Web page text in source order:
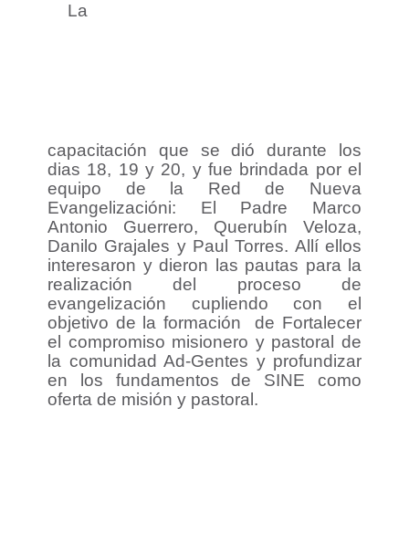
La
capacitación que se dió durante los
dias 18, 19 y 20, y fue brindada por el
equipo de la Red de Nueva
Evangelizacióni: El Padre Marco
Antonio Guerrero, Querubín Veloza,
Danilo Grajales y Paul Torres. Allí ellos
interesaron y dieron las pautas para la
realización del proceso de
evangelización cupliendo con el
objetivo de la formación de Fortalecer
el compromiso misionero y pastoral de
la comunidad Ad-Gentes y profundizar
en los fundamentos de SINE como
oferta de misión y pastoral.